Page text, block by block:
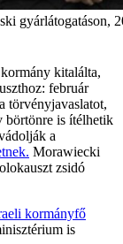
gyárlátogatáson,
kitalálta,
február
törvényjavaslatot,
börtönre is ítélhetik
a
Morawiecki
zsidó
kormányfő
is